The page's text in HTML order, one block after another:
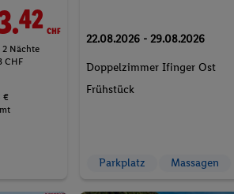
42CHF
2 Nächte
CHF
€
22.08.2026 - 29.08.2026
Doppelzimmer Ifinger Ost
Frühstück
Parkplatz Massagen